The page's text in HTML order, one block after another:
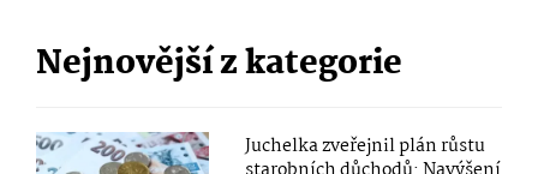
Nejnovější z kategorie
Juchelka zveřejnil plán růstu